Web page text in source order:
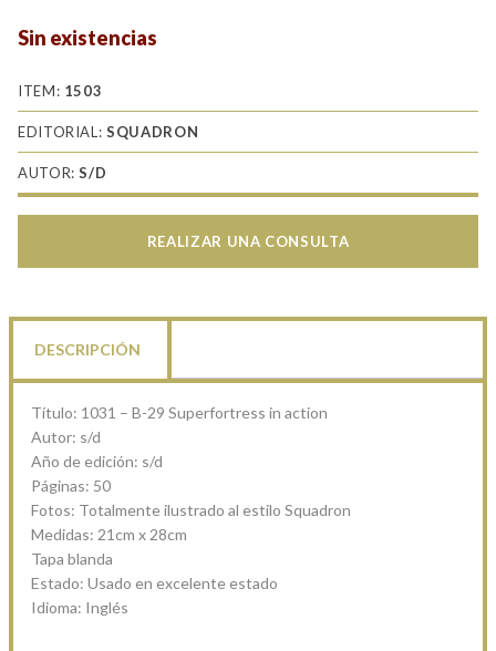
Sin existencias
ITEM: 1503
EDITORIAL:SQUADRON
AUTOR:S/D
REALIZAR UNA CONSULTA
DESCRIPCIÓN
Título: 1031 – B-29 Superfortress in action
Autor: s/d
Año de edición: s/d
Páginas: 50
Fotos: Totalmente ilustrado al estilo Squadron
Medidas: 21cm x 28cm
Tapa blanda
Estado: Usado en excelente estado
Idioma: Inglés